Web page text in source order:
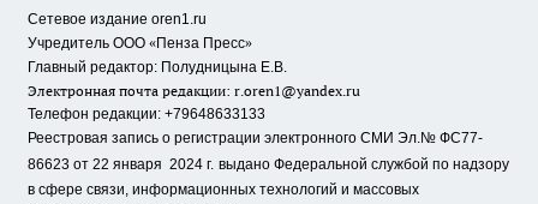
Сетевое издание oren1.ru
Учредитель ООО «Пенза Пресс»
Главный редактор: Полудницына Е.В.
Электронная почта редакции: r.oren1@yandex.ru
Телефон редакции: +79648633133
Реестровая запись о регистрации электронного СМИ Эл.№ ФС77-
86623 от 22 января 2024 г. выдано Федеральной службой по надзору
в сфере связи, информационных технологий и массовых